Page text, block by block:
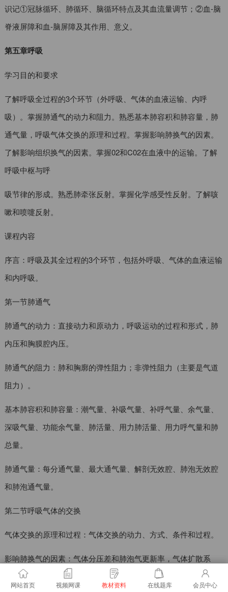
识记①冠脉循环、肺循环、脑循环特点及其血流量调节；②血-脑
脊液屏障和血-脑屏障及其作用、意义。
第五章呼吸
学习目的和要求
了解呼吸全过程的3个环节（外呼吸、气体的血液运输、内呼
吸）。掌握肺通气的动力和阻力。熟悉基本肺容积和肺容量，肺
通气量，呼吸气体交换的原理和过程。掌握影响肺换气的因素。
了解影响组织换气的因素。掌握02和C02在血液中的运输。了解
呼吸中枢与呼
吸节律的形成。熟悉肺牵张反射。掌握化学感受性反射。了解咳
嗽和喷嚏反射。
课程内容
序言：呼吸及其全过程的3个环节，包括外呼吸、气体的血液运输
和内呼吸。
第一节肺通气
肺通气的动力：直接动力和原动力，呼吸运动的过程和形式，肺
内压和胸膜腔内压。
肺通气的阻力：肺和胸廓的弹性阻力；非弹性阻力（主要是气道
阻力）。
基本肺容积和肺容量：潮气量、补吸气量、补呼气量、余气量、
深吸气量、功能余气量、肺活量、用力肺活量、用力呼气量和肺
总量。
肺通气量：每分通气量、最大通气量、解剖无效腔、肺泡无效腔
和肺泡通气量。
第二节呼吸气体的交换
气体交换的原理和过程：气体交换的动力、方式、条件和过程。
影响肺换气的因素：气体分压差和肺泡气更新率，气体扩散系
数，呼吸膜的面积和厚度，通气/血流比值。
网站首页 视频网课 教材资料 在线题库 会员中心